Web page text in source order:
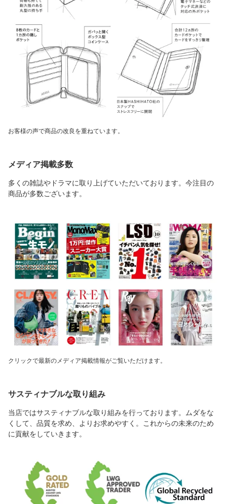
お客様の声で商品の改良を重ねています。
メディア掲載多数
多くの雑誌やドラマに取り上げていただいております。今注目の
商品が多数ございます。
クリックで最新のメディア掲載情報がご覧いただけます。
サスティナブルな取り組み
当店ではサスティナブルな取り組みを行っております。ムダをな
くして、品質を求め、よりお求めやすく。これからの未来のため
に貢献をしていきます。